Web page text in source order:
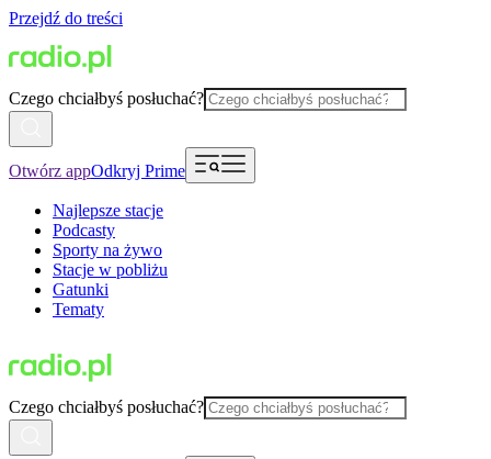
Przejdź do treści
Czego chciałbyś posłuchać?
Otwórz appOdkryj Prime
Najlepsze stacje
Podcasty
Sporty na żywo
Stacje w pobliżu
Gatunki
Tematy
Czego chciałbyś posłuchać?